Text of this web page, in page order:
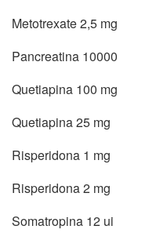
Metotrexate 2,5 mg
Pancreatina 10000
Quetiapina 100 mg
Quetiapina 25 mg
Risperidona 1 mg
Risperidona 2 mg
Somatropina 12 ui